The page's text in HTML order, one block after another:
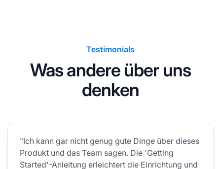
Testimonials
Was andere über uns
denken
"Ich kann gar nicht genug gute Dinge über dieses
Produkt und das Team sagen. Die 'Getting
Started'-Anleitung erleichtert die Einrichtung und